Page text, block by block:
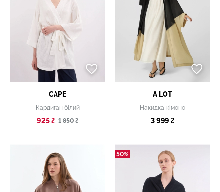
CAPE
Кардиган білий
925 ₴ 1 850 ₴
A LOT
Накидка-кімоно
3 999 ₴
50%